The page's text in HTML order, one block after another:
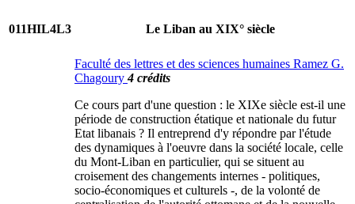
011HIL4L3 Le Liban au XIX° siècle
Faculté des lettres et des sciences humaines Ramez G.
Chagoury4 crédits
Ce cours part d'une question : le XIXe siècle est-il une
période de construction étatique et nationale du futur
Etat libanais ? Il entreprend d'y répondre par l'étude
des dynamiques à l'oeuvre dans la société locale, celle
du Mont-Liban en particulier, qui se situent au
croisement des changements internes - politiques,
socio-économiques et culturels -, de la volonté de